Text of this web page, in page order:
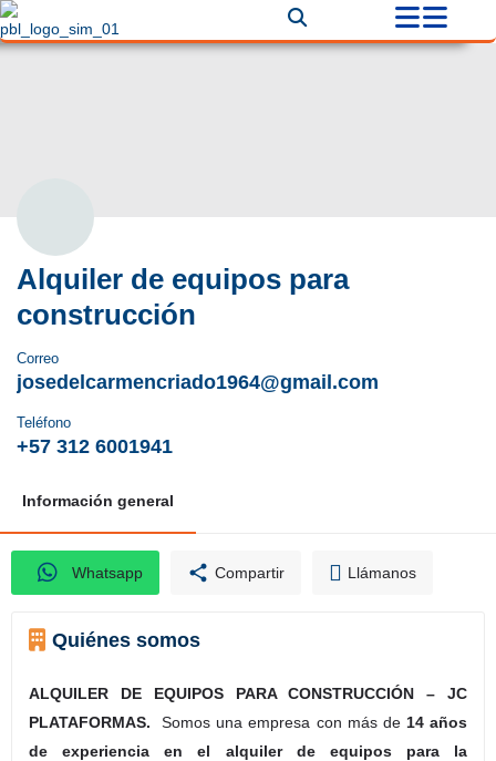
Alquiler de equipos para
construcción
Correo
josedelcarmencriado1964@gmail.com
Teléfono
+57 312 6001941
Información general
Whatsapp Compartir Llámanos
Quiénes somos
ALQUILER DE EQUIPOS PARA CONSTRUCCIÓN – JC
PLATAFORMAS.Somos una empresa con más de 14 años
de experiencia en el alquiler de equipos para la